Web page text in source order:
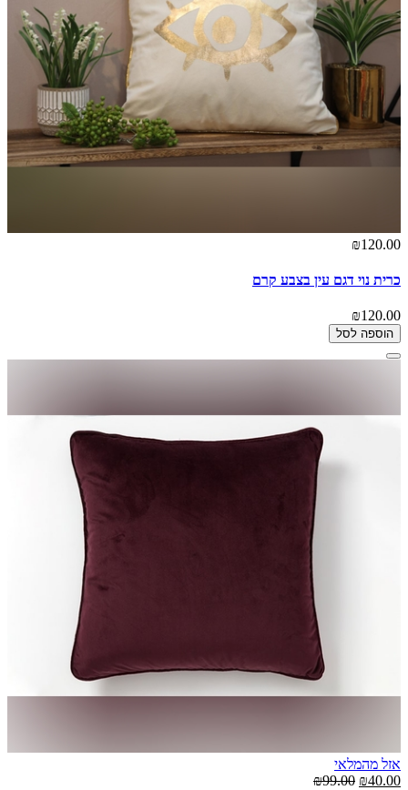
₪120.00
כרית נוי דגם עין בצבע קרם
₪120.00
הוספה לסל
אזל מהמלאי
₪40.00
₪99.00